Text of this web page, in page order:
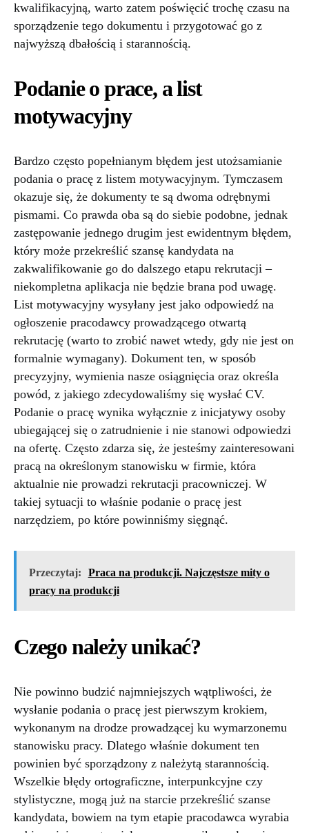
kwalifikacyjną, warto zatem poświęcić trochę czasu na
sporządzenie tego dokumentu i przygotować go z
najwyższą dbałością i starannością.
Podanie o prace, a list
motywacyjny
Bardzo często popełnianym błędem jest utożsamianie
podania o pracę z listem motywacyjnym. Tymczasem
okazuje się, że dokumenty te są dwoma odrębnymi
pismami. Co prawda oba są do siebie podobne, jednak
zastępowanie jednego drugim jest ewidentnym błędem,
który może przekreślić szansę kandydata na
zakwalifikowanie go do dalszego etapu rekrutacji –
niekompletna aplikacja nie będzie brana pod uwagę.
List motywacyjny wysyłany jest jako odpowiedź na
ogłoszenie pracodawcy prowadzącego otwartą
rekrutację (warto to zrobić nawet wtedy, gdy nie jest on
formalnie wymagany). Dokument ten, w sposób
precyzyjny, wymienia nasze osiągnięcia oraz określa
powód, z jakiego zdecydowaliśmy się wysłać CV.
Podanie o pracę wynika wyłącznie z inicjatywy osoby
ubiegającej się o zatrudnienie i nie stanowi odpowiedzi
na ofertę. Często zdarza się, że jesteśmy zainteresowani
pracą na określonym stanowisku w firmie, która
aktualnie nie prowadzi rekrutacji pracowniczej. W
takiej sytuacji to właśnie podanie o pracę jest
narzędziem, po które powinniśmy sięgnąć.
Przeczytaj:
Praca na produkcji. Najczęstsze mity o
pracy na produkcji
Czego należy unikać?
Nie powinno budzić najmniejszych wątpliwości, że
wysłanie podania o pracę jest pierwszym krokiem,
wykonanym na drodze prowadzącej ku wymarzonemu
stanowisku pracy. Dlatego właśnie dokument ten
powinien być sporządzony z należytą starannością.
Wszelkie błędy ortograficzne, interpunkcyjne czy
stylistyczne, mogą już na starcie przekreślić szanse
kandydata, bowiem na tym etapie pracodawca wyrabia